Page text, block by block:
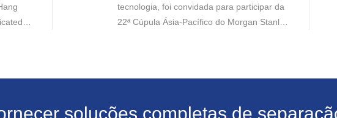
tecnologia, foi convidada para participar da
22ª Cúpula Ásia-Pacífico do Morgan Stanley
soluções completas de